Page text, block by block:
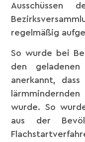
Ausschüssen
regelmäßig
So wurde bei
den
anerkannt,
wurde. So
aus der